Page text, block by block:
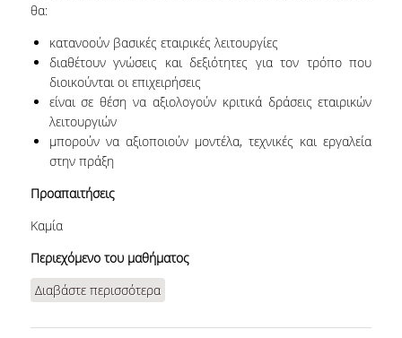
θα:
κατανοούν βασικές εταιρικές λειτουργίες
διαθέτουν γνώσεις και δεξιότητες για τον τρόπο που
διοικούνται οι επιχειρήσεις
είναι σε θέση να αξιολογούν κριτικά δράσεις εταιρικών
λειτουργιών
μπορούν να αξιοποιούν μοντέλα, τεχνικές και εργαλεία
στην πράξη
Προαπαιτήσεις
Καμία
Περιεχόμενο του μαθήματος
Διαβάστε περισσότεραγια Γενικές Αρχές Διοίκησης